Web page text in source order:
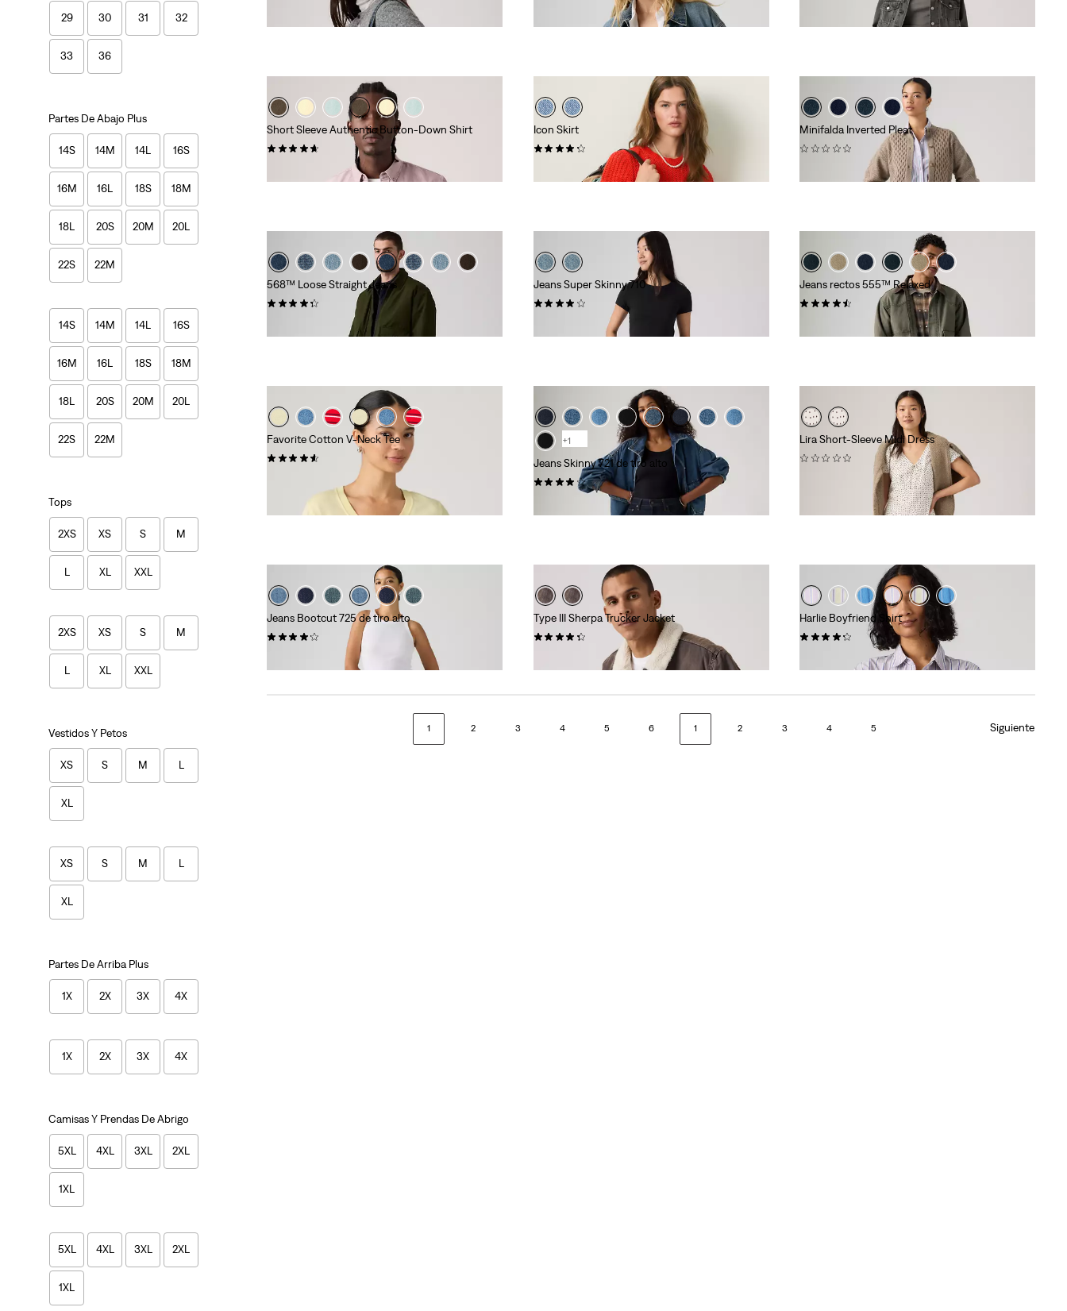
29 30 31 32
33 36
Partes De Abajo Plus
14S 14M 14L 16S
16M 16L 18S 18M
18L 20S 20M 20L
22S 22M
14S 14M 14L 16S
16M 16L 18S 18M
18L 20S 20M 20L
22S 22M
Tops
2XS XS S M
L XL XXL
2XS XS S M
L XL XXL
Vestidos Y Petos
XS S M L
XL
XS S M L
XL
Partes De Arriba Plus
1X 2X 3X 4X
1X 2X 3X 4X
Camisas Y Prendas De Abrigo
5XL 4XL 3XL 2XL
1XL
5XL 4XL 3XL 2XL
1XL
Short Sleeve Authentic Button-Down Shirt
Icon Skirt
Minifalda Inverted Pleat
568™ Loose Straight Jeans
Jeans Super Skinny 710
Jeans rectos 555™ Relaxed
(291)
Favorite Cotton V-Neck Tee
+1
Jeans Skinny 721 de tiro alto
(495)
Lira Short-Sleeve Midi Dress
Jeans Bootcut 725 de tiro alto
Type III Sherpa Trucker Jacket
Harlie Boyfriend Shirt
(116)
1 2 3 4 5 6 Siguiente
1 2 3 4 5